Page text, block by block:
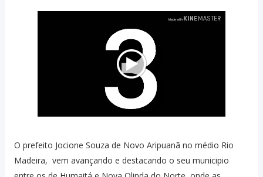
O prefeito Jocione Souza de Novo Aripuanã no médio Rio
Madeira, vem avançando e destacando o seu municipio